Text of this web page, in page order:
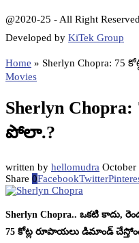
@2020-25 - All Right
Developed by KiTek Group
Home » Sherlyn Chopra: 75
Movies
Sherlyn Chopra:
పోలా.?
written by hellomudra October
Share 0FacebookTwitter
Sherlyn Chopra.. ఒకటి కాదు,
75 కోట్ల రూపాయలు డిమాండ్